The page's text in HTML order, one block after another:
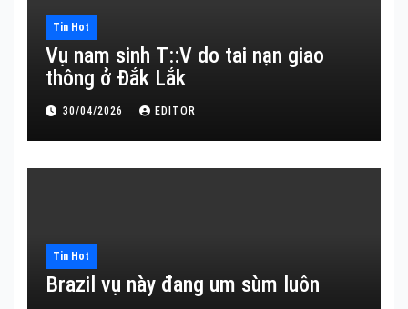
Tin Hot
Vụ nam sinh T::V do tai nạn giao
thông ở Đắk Lắk
30/04/2026 EDITOR
Tin Hot
Brazil vụ này đang um sùm luôn